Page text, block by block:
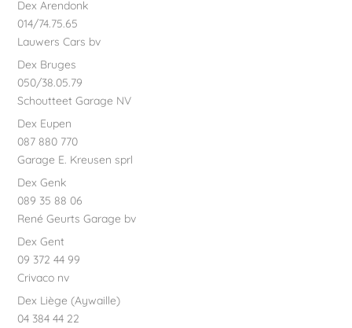
Dex Arendonk
014/74.75.65
Lauwers Cars bv
Dex Bruges
050/38.05.79
Schoutteet Garage NV
Dex Eupen
087 880 770
Garage E. Kreusen sprl
Dex Genk
089 35 88 06
René Geurts Garage bv
Dex Gent
09 372 44 99
Crivaco nv
Dex Liège (Aywaille)
04 384 44 22